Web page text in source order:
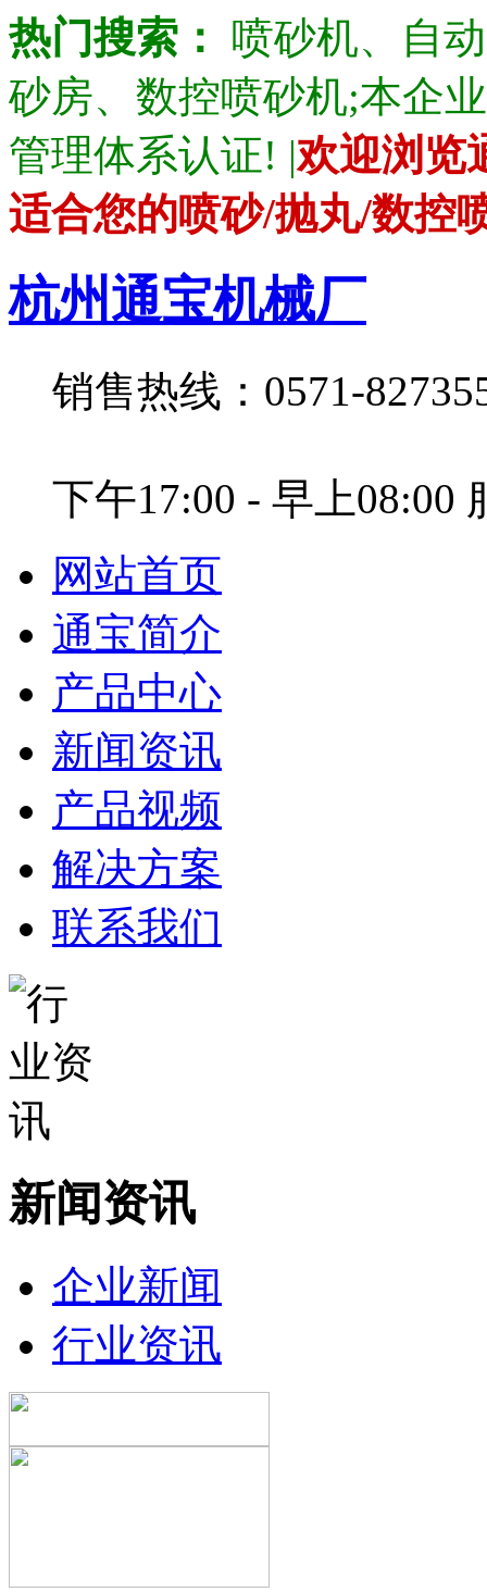
热门搜索：
喷砂机、自
砂房、数控喷砂机;本企
管理体系认证! |欢迎浏览
适合您的喷砂/抛丸/数控
杭州通宝机械厂
销售热线：0571-
下午17:00 - 早上08:00
网站首页
通宝简介
产品中心
新闻资讯
产品视频
解决方案
联系我们
新闻资讯
企业新闻
行业资讯